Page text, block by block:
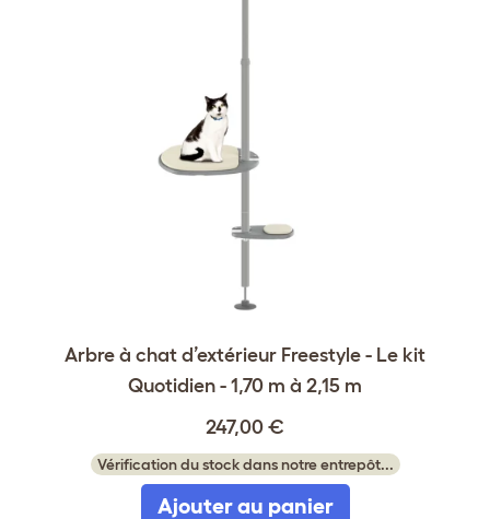
Arbre à chat d’extérieur Freestyle - Le kit
Quotidien - 1,70 m à 2,15 m
247,00 €
Vérification du stock dans notre entrepôt...
Ajouter au panier